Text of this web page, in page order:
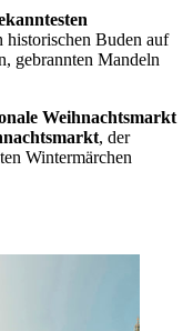
historischen Buden auf
gebrannten Mandeln
Weihnachtsmarkt
, der
Wintermärchen